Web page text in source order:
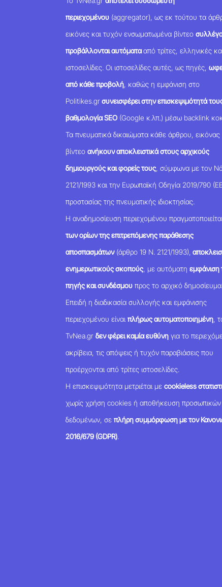
περιεχομένου (aggregator), ως εκ τούτου τα
εικόνες και τυχόν ενσωματωμένα βίντεο
προβάλλονται αυτόματααπό τρίτες, ελληνικές
ιστοσελίδες. Οι ιστοσελίδες αυτές, ως πηγές,
από κάθε προβολή , καθώς η εμφάνιση στο
Politikes.grσυνεισφέρει στην επισκεψιμότητά
βαθμολογία SEO (Google κ.λπ.) μέσω backlink
Τα πνευματικά δικαιώματα κάθε άρθρου, εικόνας
βίντεοανήκουν αποκλειστικά στους αρχικούς
δημιουργούς και φορείς τους , σύμφωνα με τον
2121/1993 και την Ευρωπαϊκή Οδηγία 2019/790
προστασίας της πνευματικής ιδιοκτησίας.
Η αναδημοσίευση περιεχομένου
των ορίων της επιτρεπόμενης παράθεσης
αποσπασμάτων(άρθρο 19 Ν. 2121/1993),
ενημερωτικούς σκοπούς , με αυτόματηεμφάνιση
πηγής και συνδέσμου προς το αρχικό δημοσίευμα.
Επειδή η διαδικασία συλλογής και εμφάνισης
περιεχομένου είναιπλήρως αυτοματοποιημένη ,
TvNea.grδεν φέρει καμία ευθύνη για το
ακρίβεια, τις απόψεις ή τυχόν παραβιάσεις που
προέρχονται από τρίτες ιστοσελίδες.
Η επισκεψιμότητα μετριέται μεcookieless
χωρίς χρήση cookies ή αποθήκευση προσωπικών
δεδομένων, σεπλήρη συμμόρφωση με τον
2016/679 (GDPR).